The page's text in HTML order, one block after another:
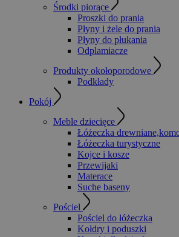
Środki piorące
Proszki do prania
Płyny i żele do prania
Płyny do płukania
Odplamiacze
Produkty okołoporodowe
Podkłady
Pokój
Meble dziecięce
Łóżeczka
Łóżeczka turystyczne
Kojce i kosze
Przewijaki
Materace
Suche baseny
Pościel
Pościel do łóżeczka
Kołdry i poduszki